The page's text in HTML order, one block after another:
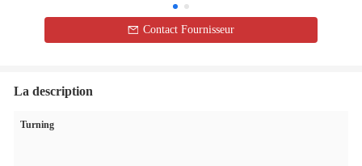
Contact Fournisseur
La description
Turning